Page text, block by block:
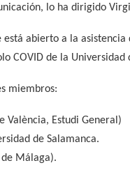
lo ha dirigido
abierto a la
COVID de la Universidad
miembros:
València, Estudi General)
de Salamanca.
de Málaga).